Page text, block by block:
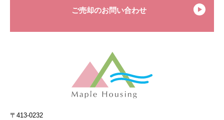
ご売却のお問い合わせ
〒413-0232